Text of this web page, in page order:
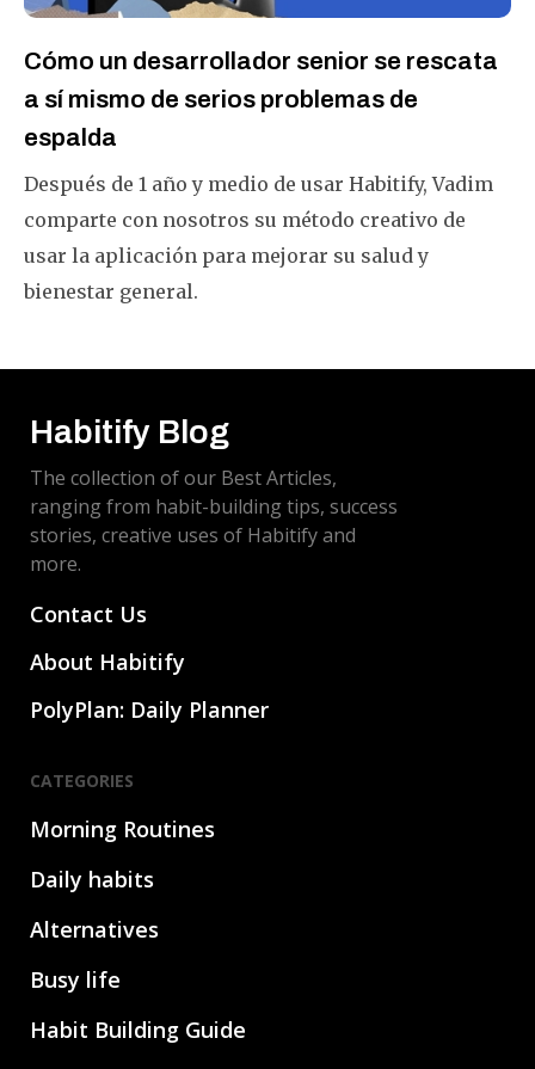
Cómo un desarrollador senior se rescata
a sí mismo de serios problemas de
espalda
Después de 1 año y medio de usar Habitify, Vadim
comparte con nosotros su método creativo de
usar la aplicación para mejorar su salud y
bienestar general.
Habitify Blog
The collection of our Best Articles,
ranging from habit-building tips, success
stories, creative uses of Habitify and
more.
Contact Us
About Habitify
PolyPlan: Daily Planner
CATEGORIES
Morning Routines
Daily habits
Alternatives
Busy life
Habit Building Guide